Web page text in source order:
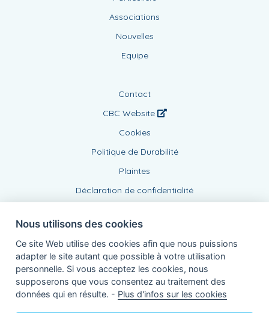
CBC Website
Cookies
Politique de Durabilité
Déclaration de confidentialité
Agent lié, BE1006008477
3000 Louvain - Belgique
TVA BE 0403.552.563 - RPR Louvain
Powered byKBC-Agent(versie 3.21.0)
Bene.be © 2026 tous droits réservés
Nous utilisons des cookies
Ce site Web utilise des cookies afin que nous puissions
adapter le site autant que possible à votre utilisation
personnelle. Si vous acceptez les cookies, nous
supposerons que vous consentez au traitement des
données qui en résulte. - Plus d'infos sur les cookies